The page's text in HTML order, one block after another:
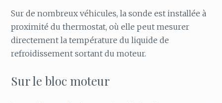
Sur de nombreux véhicules, la sonde est installée à
proximité du thermostat, où elle peut mesurer
directement la température du liquide de
refroidissement sortant du moteur.
Sur le bloc moteur